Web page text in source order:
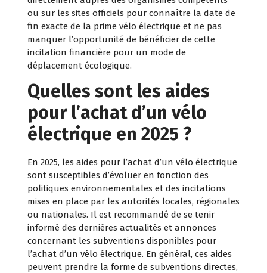
ou sur les sites officiels pour connaître la date de
fin exacte de la prime vélo électrique et ne pas
manquer l’opportunité de bénéficier de cette
incitation financière pour un mode de
déplacement écologique.
Quelles sont les aides
pour l’achat d’un vélo
électrique en 2025 ?
En 2025, les aides pour l’achat d’un vélo électrique
sont susceptibles d’évoluer en fonction des
politiques environnementales et des incitations
mises en place par les autorités locales, régionales
ou nationales. Il est recommandé de se tenir
informé des dernières actualités et annonces
concernant les subventions disponibles pour
l’achat d’un vélo électrique. En général, ces aides
peuvent prendre la forme de subventions directes,